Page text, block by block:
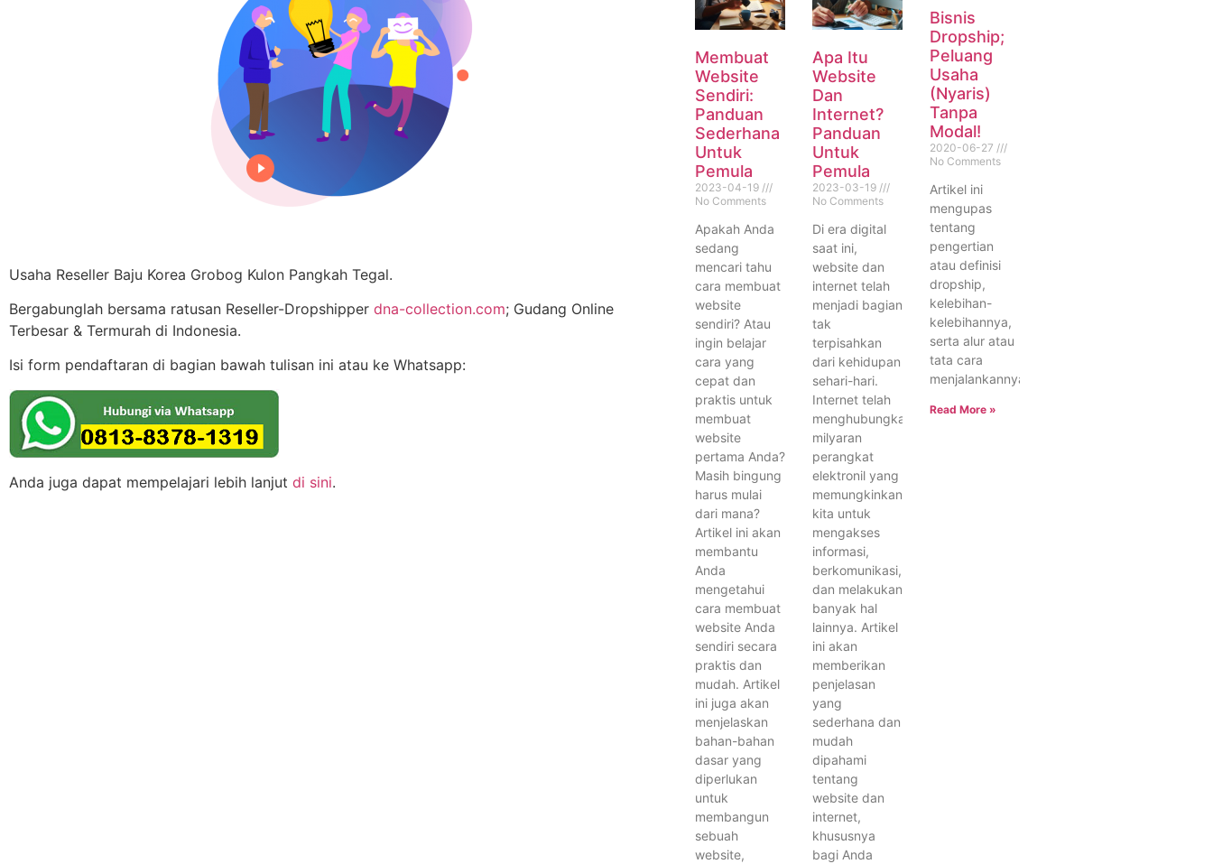
Usaha Reseller Baju Korea Grobog Kulon Pangkah Tegal.
Bergabunglah bersama ratusan Reseller-Dropshipper dna-collection.com; Gudang Online
Terbesar & Termurah di Indonesia.
Isi form pendaftaran di bagian bawah tulisan ini atau ke Whatsapp:
Anda juga dapat mempelajari lebih lanjut di sini.
Membuat
Website
Sendiri:
Panduan
Sederhana
Untuk
Pemula
2023-04-19
No Comments
Apakah Anda
sedang
mencari tahu
cara membuat
website
sendiri? Atau
ingin belajar
cara yang
cepat dan
praktis untuk
membuat
website
pertama Anda?
Masih bingung
harus mulai
dari mana?
Artikel ini akan
membantu
Anda
mengetahui
cara membuat
website Anda
sendiri secara
praktis dan
mudah. Artikel
ini juga akan
menjelaskan
bahan-bahan
dasar yang
diperlukan
untuk
membangun
sebuah
website,
Apa Itu
Website
Dan
Internet?
Panduan
Untuk
Pemula
2023-03-19
No Comments
Di era digital
saat ini,
website dan
internet telah
menjadi bagian
tak
terpisahkan
dari kehidupan
sehari-hari.
Internet telah
menghubungkan
milyaran
perangkat
elektronil yang
memungkinkan
kita untuk
mengakses
informasi,
berkomunikasi,
dan melakukan
banyak hal
lainnya. Artikel
ini akan
memberikan
penjelasan
yang
sederhana dan
mudah
dipahami
tentang
website dan
internet,
khususnya
bagi Anda
Bisnis
Dropship;
Peluang
Usaha
(Nyaris)
Tanpa
Modal!
2020-06-27
No Comments
Artikel ini
mengupas
tentang
pengertian
atau definisi
dropship,
kelebihan-
kelebihannya,
serta alur atau
tata cara
menjalankannya.
Read More »